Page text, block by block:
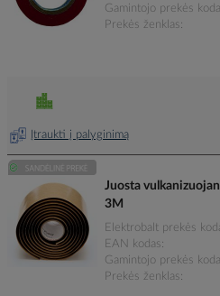
Gamintojo prekės
Prekės ženklas
Įtraukti į palyginimą
Juosta
3M
Elektrobalt prekės
EAN kodas
Gamintojo prekės
Prekės ženklas